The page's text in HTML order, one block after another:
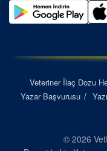
Veteriner İlaç Dozu
Yazar Başvurusu
© 2026